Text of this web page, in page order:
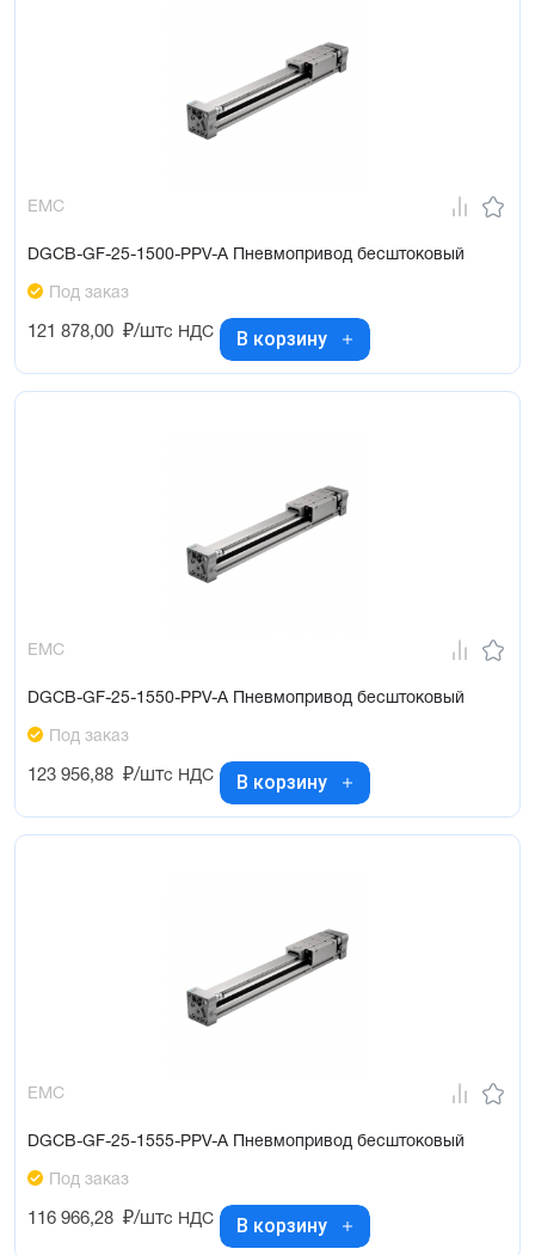
EMC
DGCB-GF-25-1500-PPV-A Пневмопривод бесштоковый
Под заказ
121 878,00 ₽/штс НДС В корзину
EMC
DGCB-GF-25-1550-PPV-A Пневмопривод бесштоковый
Под заказ
123 956,88 ₽/штс НДС В корзину
EMC
DGCB-GF-25-1555-PPV-A Пневмопривод бесштоковый
Под заказ
116 966,28 ₽/штс НДС В корзину